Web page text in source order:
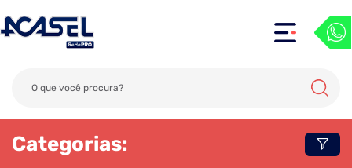
Categorias: